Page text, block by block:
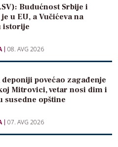
Budućnost Srbije i
u EU, a Vučićeva na
istorije
08. AVG 2026
deponiji povećao zagađenje
Mitrovici, vetar nosi dim i
susedne opštine
07. AVG 2026